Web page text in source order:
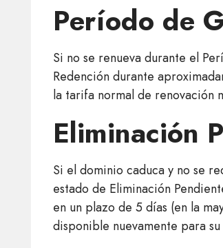
Período de
Si no se renueva durante el
Redención durante
la tarifa normal de renovación
Eliminación
Si el dominio caduca y no se
estado de Eliminación
en un plazo de 5 días (en la
disponible nuevamente para